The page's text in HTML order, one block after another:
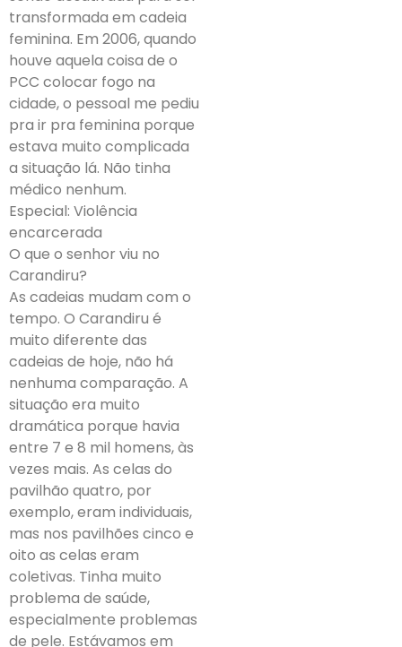
transformada em cadeia
feminina. Em 2006, quando
houve aquela coisa de o
PCC colocar fogo na
cidade, o pessoal me pediu
pra ir pra feminina porque
estava muito complicada
a situação lá. Não tinha
médico nenhum.
Especial: Violência
encarcerada
O que o senhor viu no
Carandiru?
As cadeias mudam com o
tempo. O Carandiru é
muito diferente das
cadeias de hoje, não há
nenhuma comparação. A
situação era muito
dramática porque havia
entre 7 e 8 mil homens, às
vezes mais. As celas do
pavilhão quatro, por
exemplo, eram individuais,
mas nos pavilhões cinco e
oito as celas eram
coletivas. Tinha muito
problema de saúde,
especialmente problemas
de pele. Estávamos em